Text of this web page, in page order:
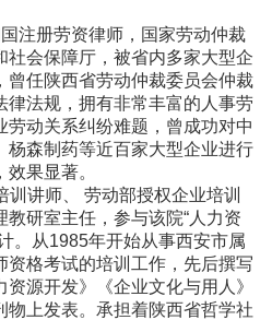
注册劳资律师，国家劳动仲裁
社会保障厅，被省内多家大型企
曾任陕西省劳动仲裁委员会仲裁
律法规，拥有非常丰富的人事劳
劳动关系纠纷难题，曾成功对中
杨森制药等近百家大型企业进行
果显著。
讲师、 劳动部授权企业培训
研室主任，参与该院“人力资
。从1985年开始从事西安市属
资格考试的培训工作，先后撰写
资源开发》《企业文化与用人》
物上发表。承担着陕西省哲学社